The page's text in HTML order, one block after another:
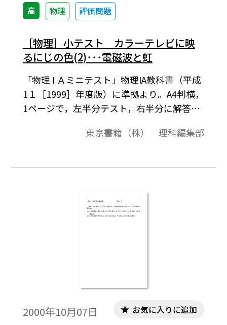
高 物理 評価問題
［物理］小テスト カラーテレビに映
るにじの色(2)･･･電磁波と虹
「物理 I Ａミニテスト」物理IA教科書（平成
1１［1999］年度版）に準拠より。A4判横，
1ページで，左半分テスト，右半分に解答の
度を，前の時間の復習として利用できます。
波・可視光・回折・反射・干渉・屈折
東京書籍（株） 理科編集部
2000年10月07日 お気に入りに追加